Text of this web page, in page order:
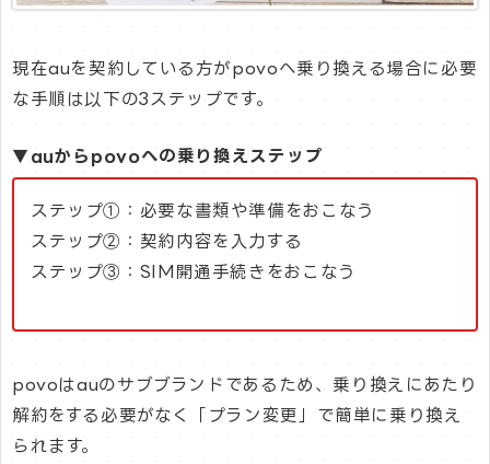
現在auを契約している方がpovoへ乗り換える場合に必要
な手順は以下の3ステップです。
▼auからpovoへの乗り換えステップ
ステップ①：必要な書類や準備をおこなう
ステップ②：契約内容を入力する
ステップ③：SIM開通手続きをおこなう
povoはauのサブブランドであるため、乗り換えにあたり
解約をする必要がなく「プラン変更」で簡単に乗り換え
られます。